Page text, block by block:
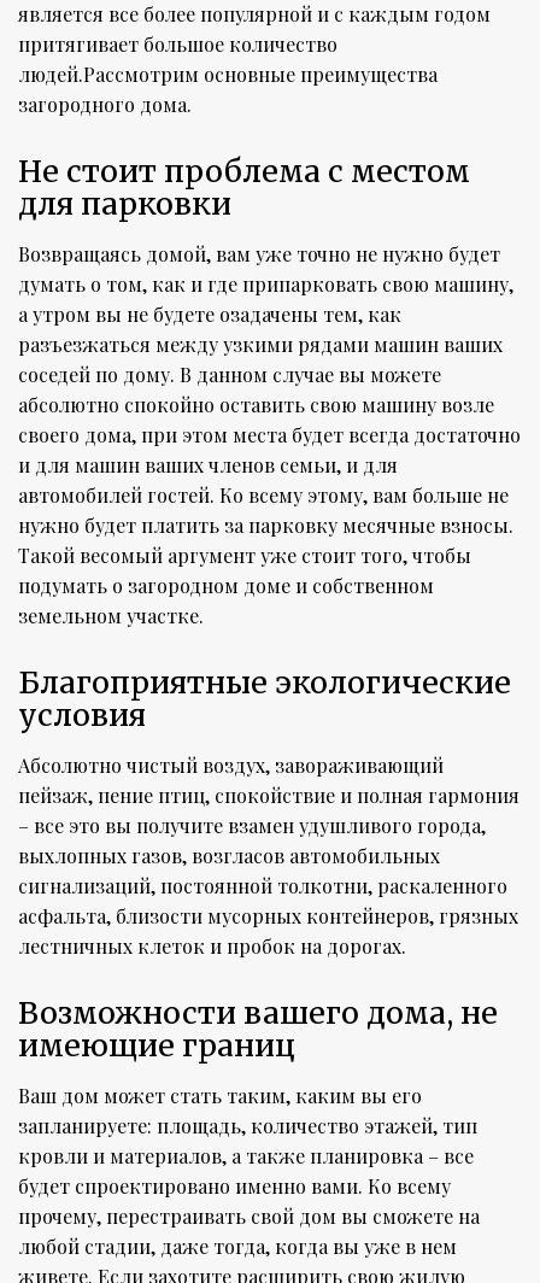
является все более популярной и с каждым годом
притягивает большое количество
людей.Рассмотрим основные преимущества
загородного дома.
Не стоит проблема с местом
для парковки
Возвращаясь домой, вам уже точно не нужно будет
думать о том, как и где припарковать свою машину,
а утром вы не будете озадачены тем, как
разъезжаться между узкими рядами машин ваших
соседей по дому. В данном случае вы можете
абсолютно спокойно оставить свою машину возле
своего дома, при этом места будет всегда достаточно
и для машин ваших членов семьи, и для
автомобилей гостей. Ко всему этому, вам больше не
нужно будет платить за парковку месячные взносы.
Такой весомый аргумент уже стоит того, чтобы
подумать о загородном доме и собственном
земельном участке.
Благоприятные экологические
условия
Абсолютно чистый воздух, завораживающий
пейзаж, пение птиц, спокойствие и полная гармония
– все это вы получите взамен удушливого города,
выхлопных газов, возгласов автомобильных
сигнализаций, постоянной толкотни, раскаленного
асфальта, близости мусорных контейнеров, грязных
лестничных клеток и пробок на дорогах.
Возможности вашего дома, не
имеющие границ
Ваш дом может стать таким, каким вы его
запланируете: площадь, количество этажей, тип
кровли и материалов, а также планировка – все
будет спроектировано именно вами. Ко всему
прочему, перестраивать свой дом вы сможете на
любой стадии, даже тогда, когда вы уже в нем
живете. Если захотите расширить свою жилую